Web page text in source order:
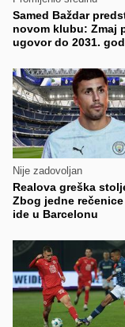
Samed Baždar
novom klubu: Zmaj
ugovor do 2031.
Nije zadovoljan
Realova greška
Zbog jedne
ide u Barcelonu